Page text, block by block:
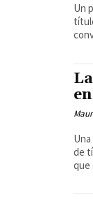
Un
de
que